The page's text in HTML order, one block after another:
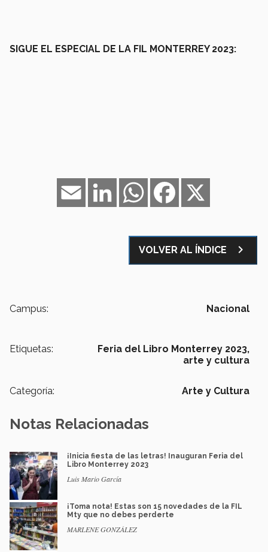
SIGUE EL ESPECIAL DE LA FIL MONTERREY 2023:
Facebook
WhatsApp
LinkedIn
Email
VOLVER AL ÍNDICE navigate_next
Campus: Nacional
Etiquetas:
Feria del Libro Monterrey 2023,
arte y cultura
Categoría: Arte y Cultura
Notas Relacionadas
¡Inicia fiesta de las letras! Inauguran Feria del
Libro Monterrey 2023
Luis Mario García
¡Toma nota! Estas son 15 novedades de la FIL
Mty que no debes perderte
MARLENE GONZÁLEZ